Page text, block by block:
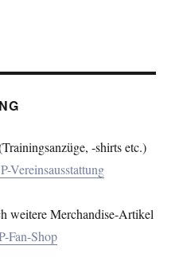
-shirts etc.)
Vereinsausstattung
weitere Merchandise-Artikel
Fan-Shop